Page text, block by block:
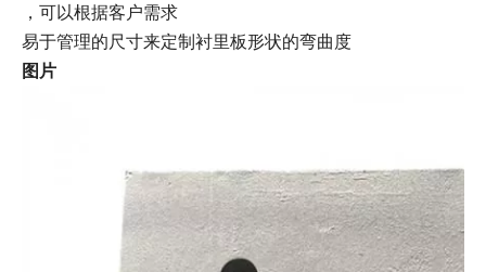
，可以根据客户需求
易于管理的尺寸来定制衬里板形状的弯曲度
图片